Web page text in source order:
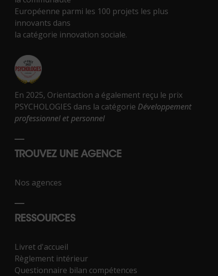
Européenne parmi les 100 projets les plus
innovants dans
la catégorie innovation sociale.
En 2025, Orientaction a également reçu le prix
PSYCHOLOGIES dans la catégorie Développement
professionnel et personnel
TROUVEZ UNE AGENCE
Nos agences
RESSOURCES
Livret d'accueil
Règlement intérieur
Questionnaire bilan compétences